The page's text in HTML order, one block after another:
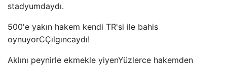
stadyumdaydı.
500'e yakın hakem kendi TR'si ile bahis
oynuyorCÇılgıncaydı!
Aklını peynirle ekmekle yiyenYüzlerce hakemden